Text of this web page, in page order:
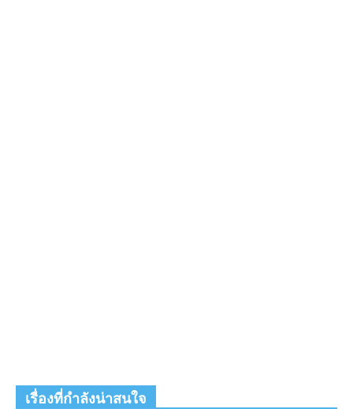
เรื่องที่กำลังน่าสนใจ